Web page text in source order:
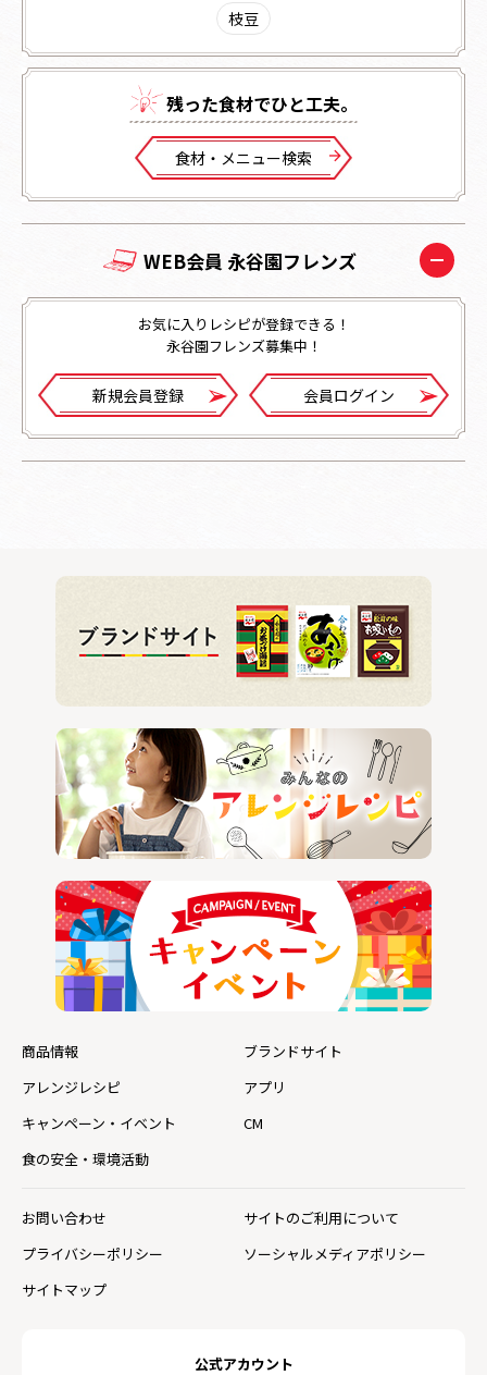
枝豆
残った⾷材でひと⼯夫。
⾷材・メニュー検索
WEB会員 永谷園フレンズ
お気に入りレシピが登録できる！
永谷園フレンズ募集中！
新規会員登録 会員ログイン
公式アカウント
商品情報
ブランドサイト
アレンジレシピ
アプリ
キャンペーン・イベント
CM
食の安全・環境活動
お問い合わせ
サイトのご利用について
プライバシーポリシー
ソーシャルメディアポリシー
サイトマップ